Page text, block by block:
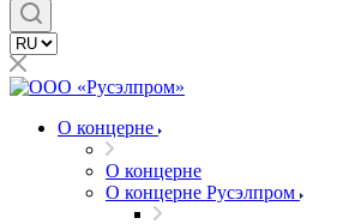
О концерне
О концерне
О концерне Русэлпром